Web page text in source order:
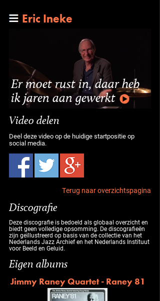
Eric Ineke
Er moet rust in, daar heb
ik jaren aan gewerkt
Video delen
Deel deze video op de huidige startpositie op
social media.
Terug naar overzichtspagina
Discografie
Deze discografie is bedoeld als globaal overzicht en
biedt geen volledige opsomming. De discografieën
zijn geïllustreerd op basis van de collectie van het
Nederlands Jazz Archief en het Nederlands Instituut
voor Beeld en Geluid.
Eigen albums
Jimmy Raney Quartet - Raney 81